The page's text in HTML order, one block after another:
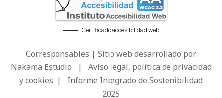
Certificado accesibilidad web
Corresponsables | Sitio web desarrollado por
Nakama Estudio | Aviso legal, política de privacidad
y cookies | Informe Integrado de Sostenibilidad
2025